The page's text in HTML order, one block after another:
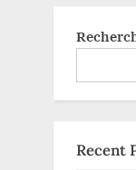
Recent